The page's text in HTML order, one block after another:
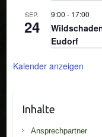
SEP.
24
9:00 - 17:00
Eudorf
Kalender anzeigen
Inhalte
Ansprechpartner